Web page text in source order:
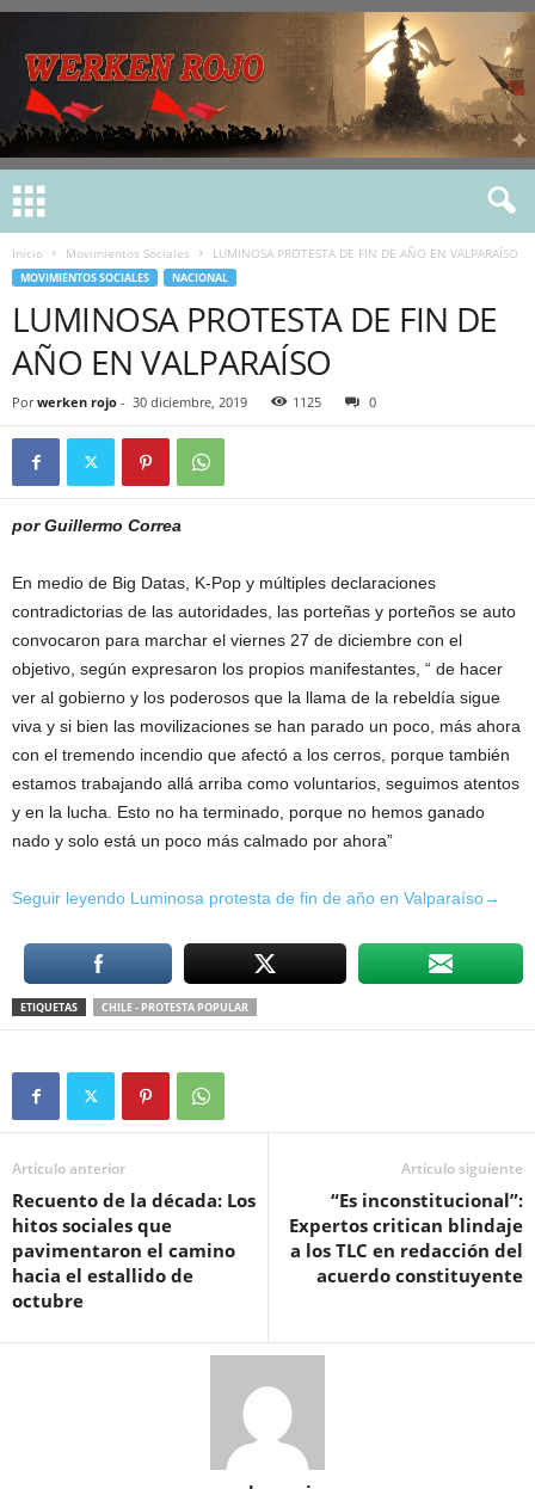
Inicio Movimientos Sociales LUMINOSA PROTESTA DE FIN DE AÑO EN VALPARAÍSO
MOVIMIENTOS SOCIALES NACIONAL
LUMINOSA PROTESTA DE FIN DE
AÑO EN VALPARAÍSO
Por werken rojo - 30 diciembre, 2019 1125 0
por Guillermo Correa
En medio de Big Datas, K-Pop y múltiples declaraciones
contradictorias de las autoridades, las porteñas y porteños se auto
convocaron para marchar el viernes 27 de diciembre con el
objetivo, según expresaron los propios manifestantes, “ de hacer
ver al gobierno y los poderosos que la llama de la rebeldía sigue
viva y si bien las movilizaciones se han parado un poco, más ahora
con el tremendo incendio que afectó a los cerros, porque también
estamos trabajando allá arriba como voluntarios, seguimos atentos
y en la lucha. Esto no ha terminado, porque no hemos ganado
nado y solo está un poco más calmado por ahora”
Seguir leyendo Luminosa protesta de fin de año en Valparaíso→
ETIQUETAS CHILE - PROTESTA POPULAR
Artículo anterior
Recuento de la década: Los
hitos sociales que
pavimentaron el camino
hacia el estallido de
octubre
Artículo siguiente
“Es inconstitucional”:
Expertos critican blindaje
a los TLC en redacción del
acuerdo constituyente